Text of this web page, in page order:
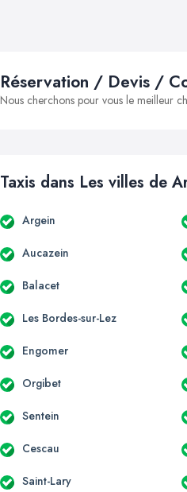
Réservation / Devis /
Nous cherchons pour vous le meilleur
Taxis dans Les villes de
Argein
Aucazein
Balacet
Les Bordes-sur-Lez
Engomer
Orgibet
Sentein
Cescau
Saint-Lary